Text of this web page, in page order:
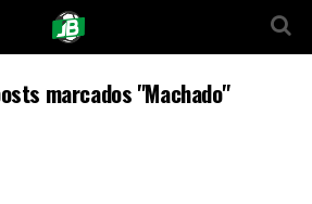
marcados "Machado"